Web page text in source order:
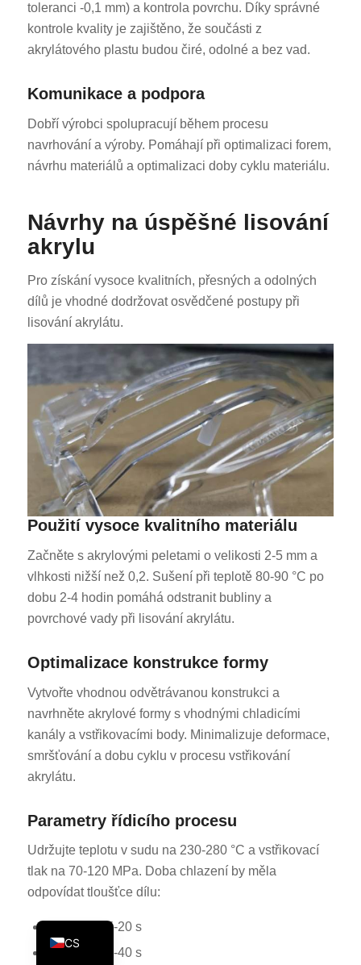
toleranci -0,1 mm) a kontrola povrchu. Díky správné
kontrole kvality je zajištěno, že součásti z
akrylátového plastu budou čiré, odolné a bez vad.
Komunikace a podpora
Dobří výrobci spolupracují během procesu
navrhování a výroby. Pomáhají při optimalizaci forem,
návrhu materiálů a optimalizaci doby cyklu materiálu.
Návrhy na úspěšné lisování
akrylu
Pro získání vysoce kvalitních, přesných a odolných
dílů je vhodné dodržovat osvědčené postupy při
lisování akrylátu.
Použití vysoce kvalitního materiálu
Začněte s akrylovými peletami o velikosti 2-5 mm a
vlhkosti nižší než 0,2. Sušení při teplotě 80-90 °C po
dobu 2-4 hodin pomáhá odstranit bubliny a
povrchové vady při lisování akrylátu.
Optimalizace konstrukce formy
Vytvořte vhodnou odvětrávanou konstrukci a
navrhněte akrylové formy s vhodnými chladicími
kanály a vstřikovacími body. Minimalizuje deformace,
smršťování a dobu cyklu v procesu vstřikování
akrylátu.
Parametry řídicího procesu
Udržujte teplotu v sudu na 230-280 °C a vstřikovací
tlak na 70-120 MPa. Doba chlazení by měla
odpovídat tloušťce dílu:
1-2 mm - 15-20 s
3-5 mm - 25-40 s
CS
IT
FR
NL
PL
TR
KO
PT
DA
NB
EL
SV
HU
RO
ES_MX